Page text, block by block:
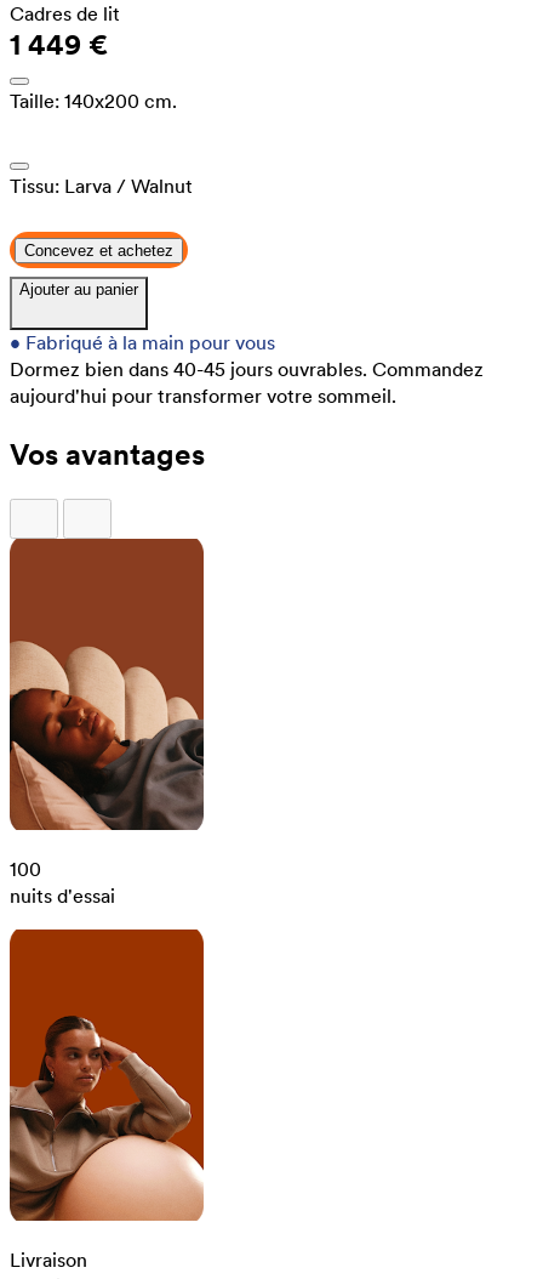
Cadres de lit
1 449 €
Taille: 140x200 cm.
Tissu: Larva / Walnut
Concevez et achetez
Ajouter au panier
• Fabriqué à la main pour vous
Dormez bien dans 40-45 jours ouvrables. Commandez
aujourd'hui pour transformer votre sommeil.
Vos avantages
100
nuits d'essai
Livraison